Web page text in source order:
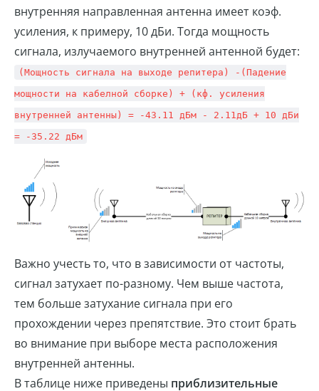
внутренняя направленная антенна имеет коэф.
усиления, к примеру, 10 дБи. Тогда мощность
сигнала, излучаемого внутренней антенной будет:
(Мощность сигнала на выходе репитера) -(Падение
мощности на кабелной сборке) + (кф. усиления
внутренней антенны) = -43.11 дБм - 2.11дБ + 10 дБи
= -35.22 дБм
Важно учесть то, что в зависимости от частоты,
сигнал затухает по-разному. Чем выше частота,
тем больше затухание сигнала при его
прохождении через препятствие. Это стоит брать
во внимание при выборе места расположения
внутренней антенны.
В таблице ниже приведены приблизительные